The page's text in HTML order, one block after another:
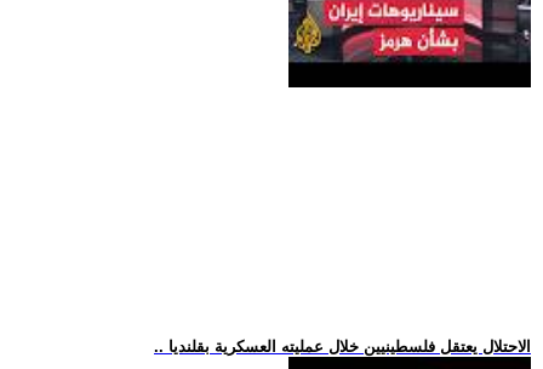
.. الاحتلال يعتقل فلسطينيين خلال عمليته العسكرية بقلنديا